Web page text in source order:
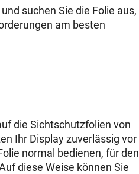
suchen Sie die Folie aus,
am besten
die Sichtschutzfolien von
Ihr Display zuverlässig vor
normal bedienen, für den
diese Weise können Sie